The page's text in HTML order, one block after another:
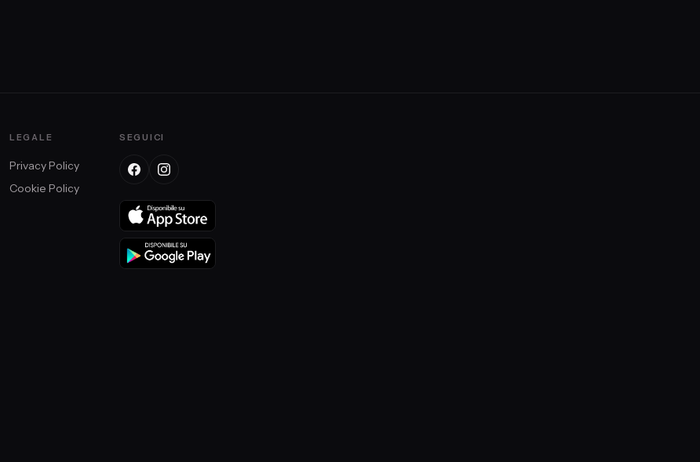
LEGALE
Privacy Policy
Cookie Policy
SEGUICI